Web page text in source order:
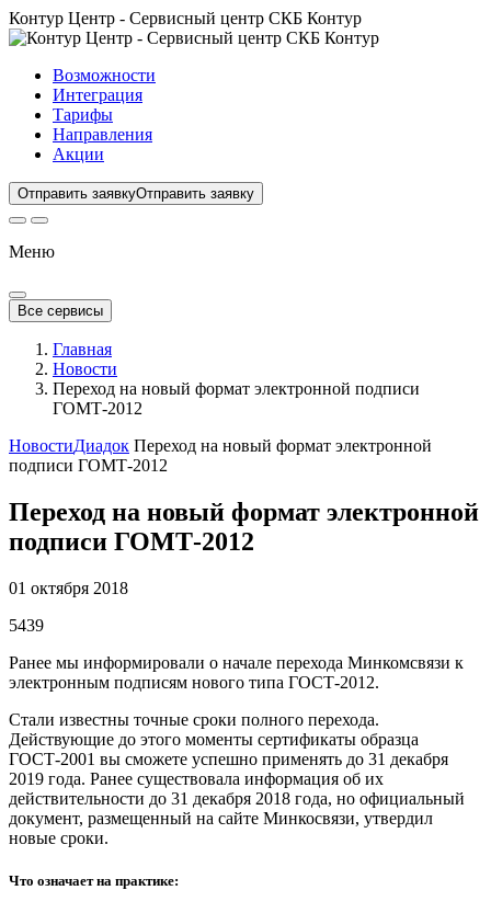
Контур Центр - Сервисный центр СКБ Контур
Возможности
Интеграция
Тарифы
Направления
Акции
Отправить заявкуОтправить заявку
Меню
Все сервисы
Главная
Новости
Переход на новый формат электронной подписи
ГОМТ-2012
НовостиДиадок Переход на новый формат электронной
подписи ГОМТ-2012
Переход на новый формат электронной
подписи ГОМТ-2012
01 октября 2018
5439
Ранее мы информировали о начале перехода Минкомсвязи к
электронным подписям нового типа ГОСТ-2012.
Стали известны точные сроки полного перехода.
Действующие до этого моменты сертификаты образца
ГОСТ-2001 вы сможете успешно применять до 31 декабря
2019 года. Ранее существовала информация об их
действительности до 31 декабря 2018 года, но официальный
документ, размещенный на сайте Минкосвязи, утвердил
новые сроки.
Что означает на практике: